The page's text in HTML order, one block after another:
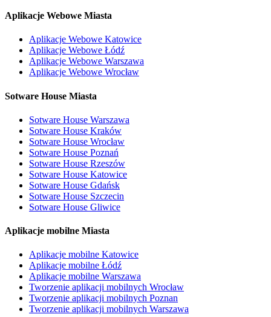
Aplikacje Webowe Miasta
Aplikacje Webowe Katowice
Aplikacje Webowe Łódź
Aplikacje Webowe Warszawa
Aplikacje Webowe Wrocław
Sotware House Miasta
Sotware House Warszawa
Sotware House Kraków
Sotware House Wrocław
Sotware House Poznań
Sotware House Rzeszów
Sotware House Katowice
Sotware House Gdańsk
Sotware House Szczecin
Sotware House Gliwice
Aplikacje mobilne Miasta
Aplikacje mobilne Katowice
Aplikacje mobilne Łódź
Aplikacje mobilne Warszawa
Tworzenie aplikacji mobilnych Wrocław
Tworzenie aplikacji mobilnych Poznan
Tworzenie aplikacji mobilnych Warszawa